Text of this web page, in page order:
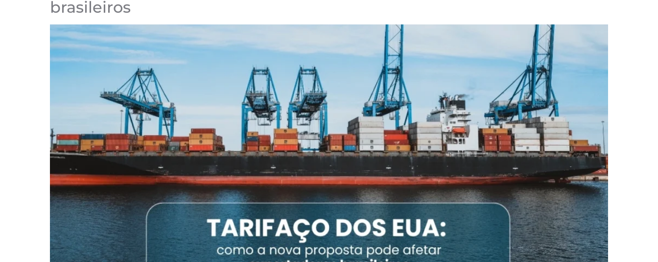
brasileiros